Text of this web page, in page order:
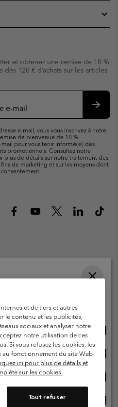
et obtenez une remise de 10 %
120 € d’achats sur les articles
e-mail, vous vous inscrivez à notre
de bienvenue de 10 %.
pour vous tenir informé(e) des
promotionnels. Consultez notre
plus de détails sur notre traitement des
de marketing et sur les moyens dont
Sarl. Avenue des Morgines, 12
par l'utilisateur
Impressum
et de 14h à 18h
et de tiers et autres
le contenu et les publicités,
sociaux et analyser notre
notre utilisation de ces
Si vous refusez les cookies, les
au fonctionnement du site Web
ici pour plus de détails et
sur les cookies.
Tout refuser
ligne disponibles
ligne
ligne
ligne